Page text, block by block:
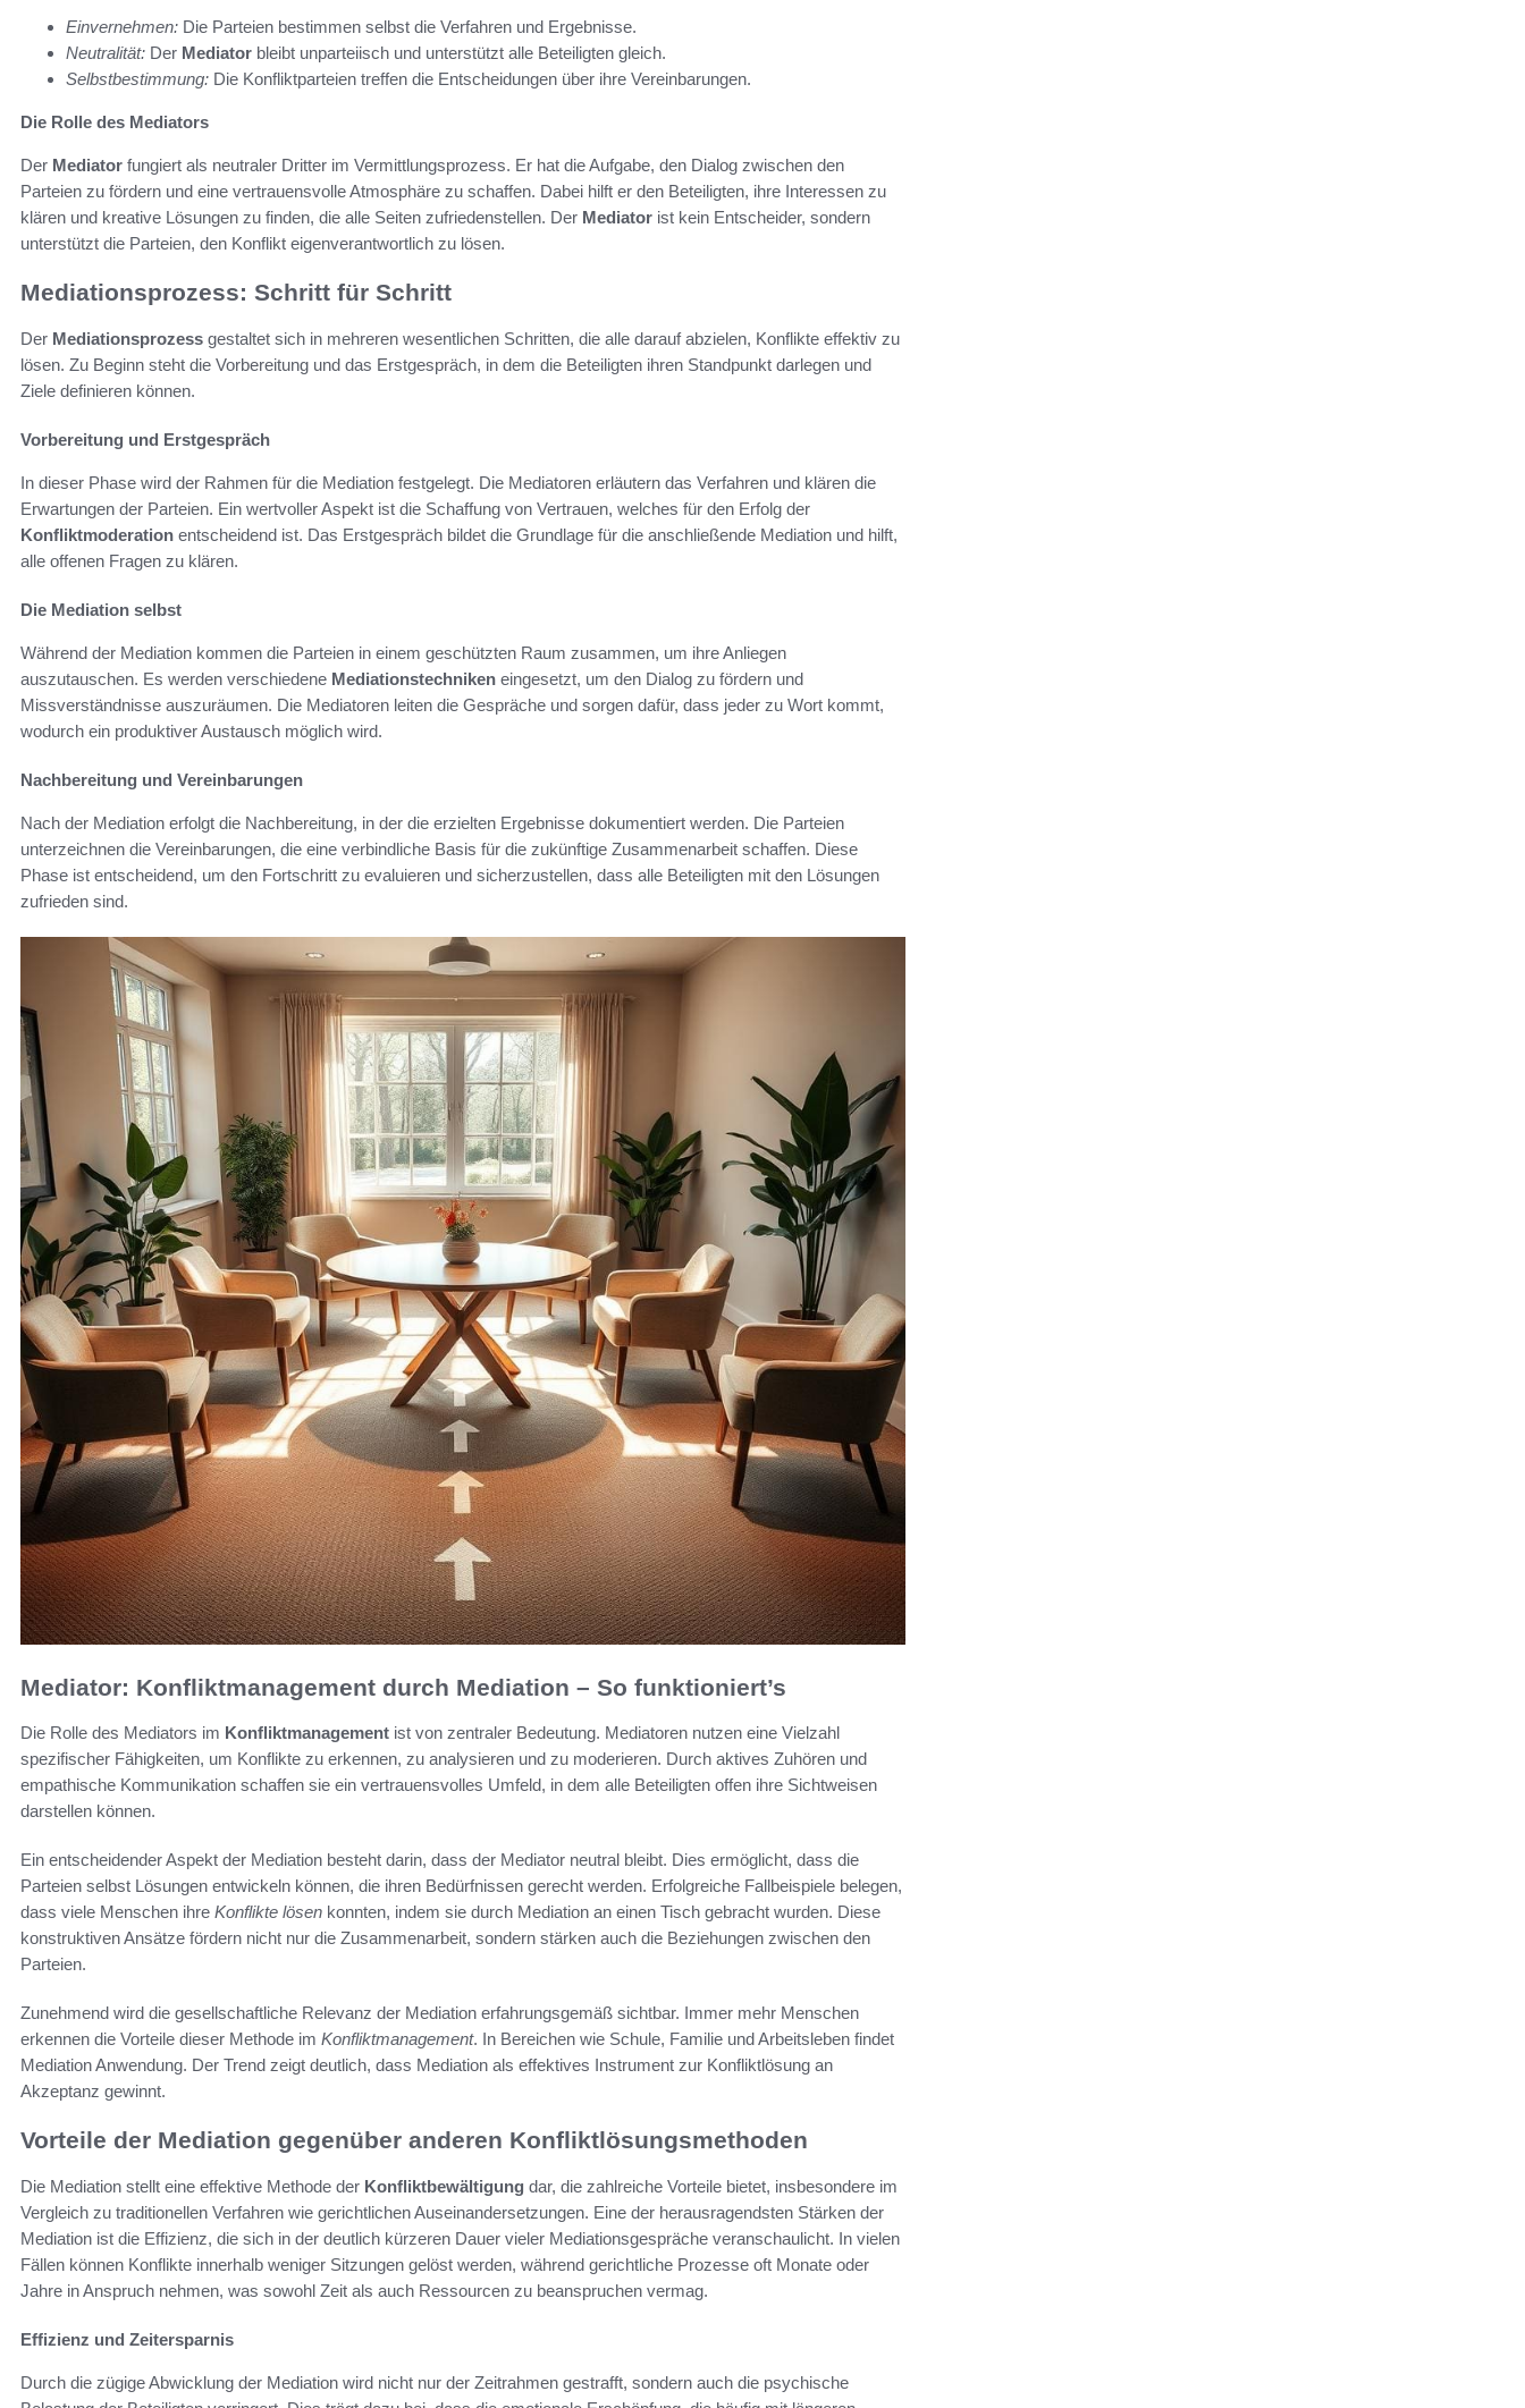
Einvernehmen: Die Parteien bestimmen selbst die Verfahren und Ergebnisse.
Neutralität: Der Mediator bleibt unparteiisch und unterstützt alle Beteiligten gleich.
Selbstbestimmung: Die Konfliktparteien treffen die Entscheidungen über ihre Vereinbarungen.
Die Rolle des Mediators
Der Mediator fungiert als neutraler Dritter im Vermittlungsprozess. Er hat die Aufgabe, den Dialog zwischen den
Parteien zu fördern und eine vertrauensvolle Atmosphäre zu schaffen. Dabei hilft er den Beteiligten, ihre Interessen zu
klären und kreative Lösungen zu finden, die alle Seiten zufriedenstellen. Der Mediator ist kein Entscheider, sondern
unterstützt die Parteien, den Konflikt eigenverantwortlich zu lösen.
Mediationsprozess: Schritt für Schritt
Der Mediationsprozess gestaltet sich in mehreren wesentlichen Schritten, die alle darauf abzielen, Konflikte effektiv zu
lösen. Zu Beginn steht die Vorbereitung und das Erstgespräch, in dem die Beteiligten ihren Standpunkt darlegen und
Ziele definieren können.
Vorbereitung und Erstgespräch
In dieser Phase wird der Rahmen für die Mediation festgelegt. Die Mediatoren erläutern das Verfahren und klären die
Erwartungen der Parteien. Ein wertvoller Aspekt ist die Schaffung von Vertrauen, welches für den Erfolg der
Konfliktmoderation entscheidend ist. Das Erstgespräch bildet die Grundlage für die anschließende Mediation und hilft,
alle offenen Fragen zu klären.
Die Mediation selbst
Während der Mediation kommen die Parteien in einem geschützten Raum zusammen, um ihre Anliegen
auszutauschen. Es werden verschiedene Mediationstechniken eingesetzt, um den Dialog zu fördern und
Missverständnisse auszuräumen. Die Mediatoren leiten die Gespräche und sorgen dafür, dass jeder zu Wort kommt,
wodurch ein produktiver Austausch möglich wird.
Nachbereitung und Vereinbarungen
Nach der Mediation erfolgt die Nachbereitung, in der die erzielten Ergebnisse dokumentiert werden. Die Parteien
unterzeichnen die Vereinbarungen, die eine verbindliche Basis für die zukünftige Zusammenarbeit schaffen. Diese
Phase ist entscheidend, um den Fortschritt zu evaluieren und sicherzustellen, dass alle Beteiligten mit den Lösungen
zufrieden sind.
Mediator: Konfliktmanagement durch Mediation – So funktioniert’s
Die Rolle des Mediators im Konfliktmanagement ist von zentraler Bedeutung. Mediatoren nutzen eine Vielzahl
spezifischer Fähigkeiten, um Konflikte zu erkennen, zu analysieren und zu moderieren. Durch aktives Zuhören und
empathische Kommunikation schaffen sie ein vertrauensvolles Umfeld, in dem alle Beteiligten offen ihre Sichtweisen
darstellen können.
Ein entscheidender Aspekt der Mediation besteht darin, dass der Mediator neutral bleibt. Dies ermöglicht, dass die
Parteien selbst Lösungen entwickeln können, die ihren Bedürfnissen gerecht werden. Erfolgreiche Fallbeispiele belegen,
dass viele Menschen ihre Konflikte lösen konnten, indem sie durch Mediation an einen Tisch gebracht wurden. Diese
konstruktiven Ansätze fördern nicht nur die Zusammenarbeit, sondern stärken auch die Beziehungen zwischen den
Parteien.
Zunehmend wird die gesellschaftliche Relevanz der Mediation erfahrungsgemäß sichtbar. Immer mehr Menschen
erkennen die Vorteile dieser Methode im Konfliktmanagement. In Bereichen wie Schule, Familie und Arbeitsleben findet
Mediation Anwendung. Der Trend zeigt deutlich, dass Mediation als effektives Instrument zur Konfliktlösung an
Akzeptanz gewinnt.
Vorteile der Mediation gegenüber anderen Konfliktlösungsmethoden
Die Mediation stellt eine effektive Methode der Konfliktbewältigung dar, die zahlreiche Vorteile bietet, insbesondere im
Vergleich zu traditionellen Verfahren wie gerichtlichen Auseinandersetzungen. Eine der herausragendsten Stärken der
Mediation ist die Effizienz, die sich in der deutlich kürzeren Dauer vieler Mediationsgespräche veranschaulicht. In vielen
Fällen können Konflikte innerhalb weniger Sitzungen gelöst werden, während gerichtliche Prozesse oft Monate oder
Jahre in Anspruch nehmen, was sowohl Zeit als auch Ressourcen zu beanspruchen vermag.
Effizienz und Zeitersparnis
Durch die zügige Abwicklung der Mediation wird nicht nur der Zeitrahmen gestrafft, sondern auch die psychische